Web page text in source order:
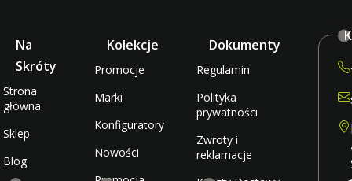
Na
Skróty
Strona
główna
Sklep
Blog
Kolekcje
Promocje
Marki
Konfiguratory
Nowości
Dokumenty
Regulamin
Polityka
prywatności
Zwroty i
reklamacje